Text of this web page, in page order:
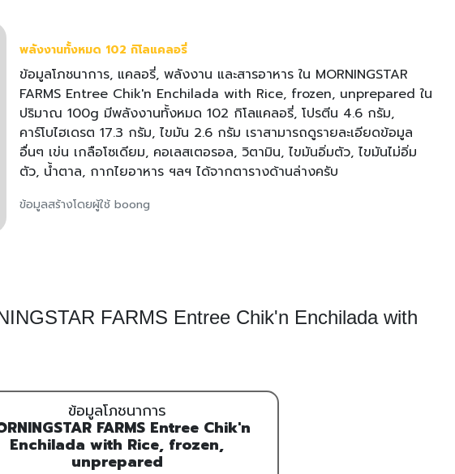
พลังงานทั้งหมด 102 กิโลแคลอรี่
ข้อมูลโภชนาการ, แคลอรี่, พลังงาน และสารอาหาร ใน MORNINGSTAR
FARMS Entree Chik'n Enchilada with Rice, frozen, unprepared ใน
ปริมาณ 100g มีพลังงานทั้งหมด 102 กิโลแคลอรี่, โปรตีน 4.6 กรัม,
คาร์โบไฮเดรต 17.3 กรัม, ไขมัน 2.6 กรัม เราสามารถดูรายละเอียดข้อมูล
อื่นๆ เข่น เกลือโซเดียม, คอเลสเตอรอล, วิตามิน, ไขมันอิ่มตัว, ไขมันไม่อิ่ม
ตัว, น้ำตาล, กากไยอาหาร ฯลฯ ได้จากตารางด้านล่างครับ
ข้อมูลสร้างโดยผู้ใช้ boong
FARMS Entree Chik'n Enchilada with
ข้อมูลโภชนาการ
FARMS Entree Chik'n
Enchilada with Rice, frozen,
unprepared